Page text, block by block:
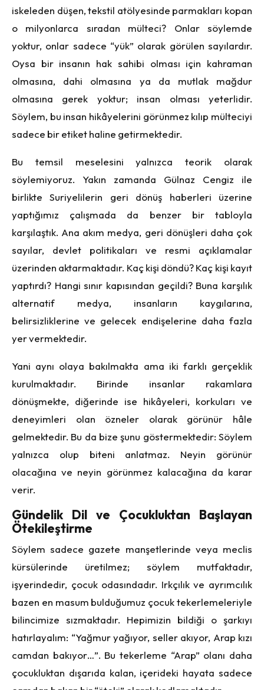
iskeleden düşen, tekstil atölyesinde parmakları kopan
o milyonlarca sıradan mülteci? Onlar söylemde
yoktur, onlar sadece “yük” olarak görülen sayılardır.
Oysa bir insanın hak sahibi olması için kahraman
olmasına, dahi olmasına ya da mutlak mağdur
olmasına gerek yoktur; insan olması yeterlidir.
Söylem, bu insan hikâyelerini görünmez kılıp mülteciyi
sadece bir etiket haline getirmektedir.
Bu temsil meselesini yalnızca teorik olarak
söylemiyoruz. Yakın zamanda Gülnaz Cengiz ile
birlikte Suriyelilerin geri dönüş haberleri üzerine
yaptığımız çalışmada da benzer bir tabloyla
karşılaştık. Ana akım medya, geri dönüşleri daha çok
sayılar, devlet politikaları ve resmi açıklamalar
üzerinden aktarmaktadır. Kaç kişi döndü? Kaç kişi kayıt
yaptırdı? Hangi sınır kapısından geçildi? Buna karşılık
alternatif medya, insanların kaygılarına,
belirsizliklerine ve gelecek endişelerine daha fazla
yer vermektedir.
Yani aynı olaya bakılmakta ama iki farklı gerçeklik
kurulmaktadır. Birinde insanlar rakamlara
dönüşmekte, diğerinde ise hikâyeleri, korkuları ve
deneyimleri olan özneler olarak görünür hâle
gelmektedir. Bu da bize şunu göstermektedir: Söylem
yalnızca olup biteni anlatmaz. Neyin görünür
olacağına ve neyin görünmez kalacağına da karar
verir.
Gündelik Dil ve Çocukluktan Başlayan
Ötekileştirme
Söylem sadece gazete manşetlerinde veya meclis
kürsülerinde üretilmez; söylem mutfaktadır,
işyerindedir, çocuk odasındadır. Irkçılık ve ayrımcılık
bazen en masum bulduğumuz çocuk tekerlemeleriyle
bilincimize sızmaktadır. Hepimizin bildiği o şarkıyı
hatırlayalım: “Yağmur yağıyor, seller akıyor, Arap kızı
camdan bakıyor…”. Bu tekerleme “Arap” olanı daha
çocukluktan dışarıda kalan, içerideki hayata sadece